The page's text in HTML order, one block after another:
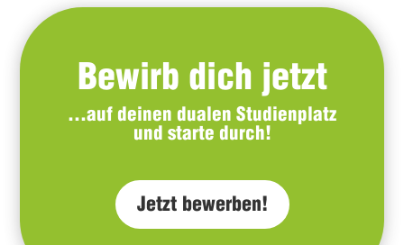
Bewirb dich jetzt
…auf deinen dualen Studienplatz
und starte durch!
Jetzt bewerben!